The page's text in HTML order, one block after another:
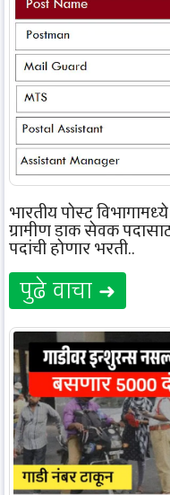
भारतीय पोस्ट
ग्रामीण डाक सेवक
पदांची होणार भरती..
पुढे वाचा ➜